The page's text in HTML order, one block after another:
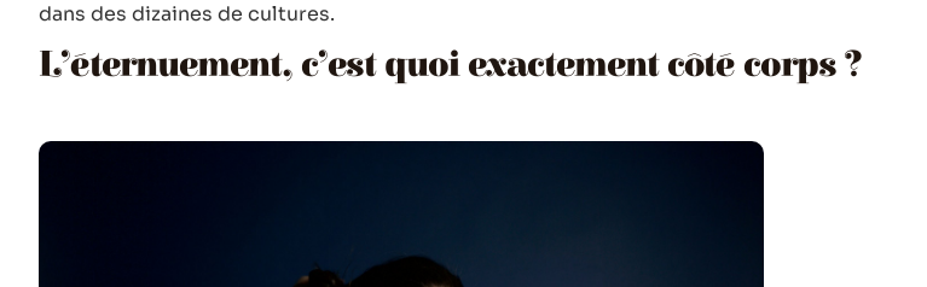
dans des dizaines de cultures.
L’éternuement, c’est quoi exactement côté corps ?